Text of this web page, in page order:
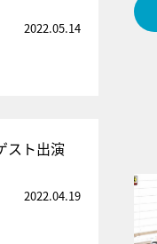
2022.05.14
スト出演
2022.04.19